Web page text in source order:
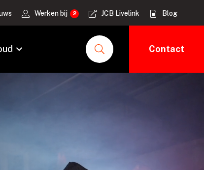
Werken bij JCB Livelink Blog
Contact